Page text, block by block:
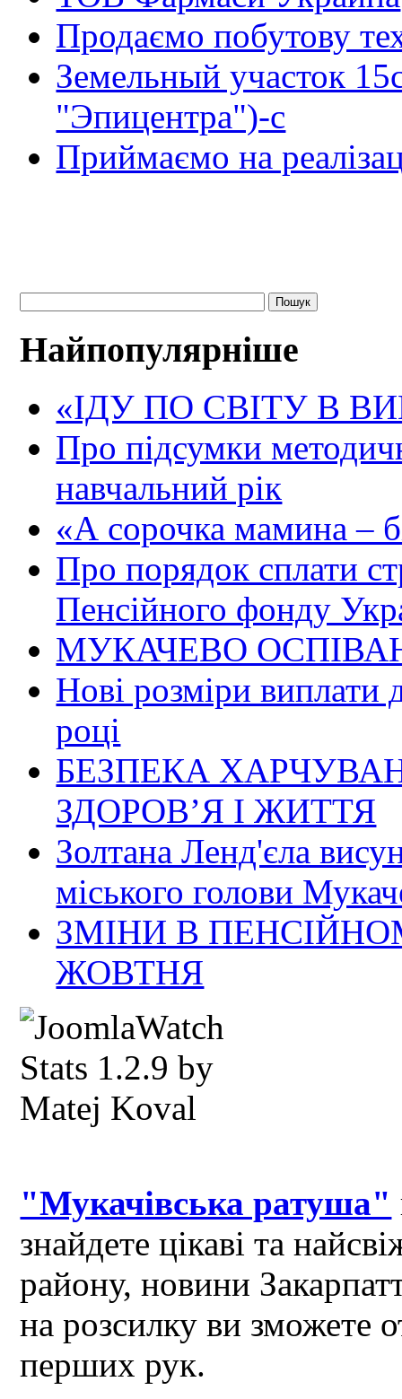
Продаємо побутову
Земельный участок
"Эпицентра")-с
Приймаємо на
Найпопулярніше
«ІДУ ПО СВІТУ В
Про підсумки
навчальний рік
«А сорочка мамина –
Про порядок сплати
Пенсійного фонду
МУКАЧЕВО
Нові розміри виплати
році
БЕЗПЕКА
ЗДОРОВ’Я І ЖИТТЯ
Золтана Ленд'єла
міського голови
ЗМІНИ В
ЖОВТНЯ
"Мукачівська ратуша"
знайдете цікаві та
району, новини
на розсилку ви зможете
перших рук.